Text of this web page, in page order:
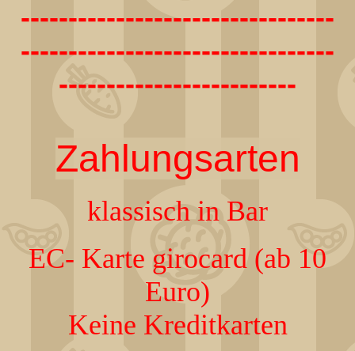
---------------------------------
---------------------------------
-------------------------
Zahlungsarten
klassisch in Bar
EC- Karte girocard (ab 10
Euro)
Keine Kreditkarten